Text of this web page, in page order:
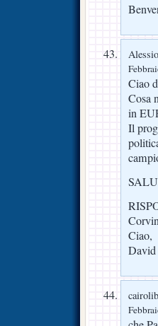
Alessio
Ciao
Cosa
in
Il
Ciao,
David